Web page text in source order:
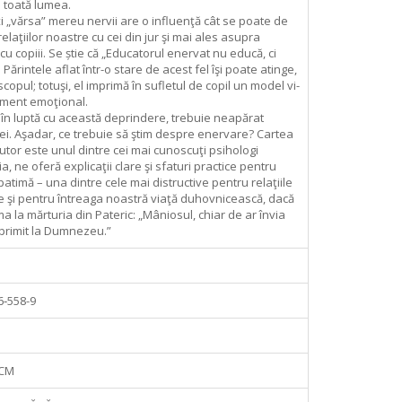
lumea.
mereu nervii are o influen­ţă cât se poate de
noastre cu cei din jur şi mai ales asupra
copiii. Se știe că „Educatorul enervat nu educă, ci
aflat într-o stare de acest fel îşi poate atinge,
to­tuşi, el imprimă în sufletul de copil un model ­vi­
emoţional.
luptă cu această deprindere, ­trebuie neapărat
Aşadar, ce trebuie să ştim de­spre enervare? Cartea
este unul dintre cei mai cunoscuţi psihologi
ne oferă explicaţii clare şi sfaturi practice pentru
– una dintre cele mai distructive pentru relaţiile
şi pentru întreaga noastră viaţă duhovnicească, dacă
la mărturia din Pateric: „Mâniosul, chiar de ar învia
la Dumnezeu.”
9